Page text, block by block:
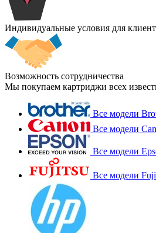
Индивидуальные условия для
Возможность сотрудничества
Мы покупаем картриджи всех
Все модели
Все модели
Все модели
Все модели